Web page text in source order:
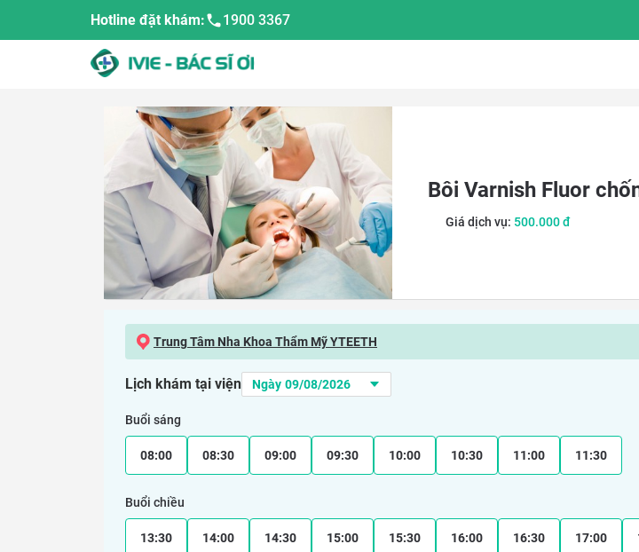
Hotline đặt khám: 1900 3367
Bôi Varnish Fluor
Giá dịch vụ: 500.000đ
Trung Tâm Nha Khoa Thẩm Mỹ YTEETH
Lịch khám tại viện
Buổi sáng
08:00 08:30 09:00 09:30 10:00 10:30 11:00 11:30
Buổi chiều
13:30 14:00 14:30 15:00 15:30 16:00 16:30 17:00